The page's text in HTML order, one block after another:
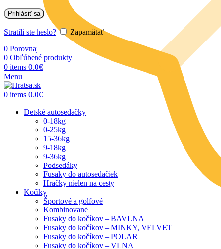
Prihlásiť sa
Stratili ste heslo?
Zapamätať
0 Porovnaj
0 Obľúbené produkty
0 items 0.0€
Menu
0 items 0.0€
Detské autosedačky
0-18kg
0-25kg
15-36kg
9-18kg
9-36kg
Podsedáky
Fusaky do autosedačiek
Hračky nielen na cesty
Kočíky
Športové a golfové
Kombinované
Fusaky do kočíkov – BAVLNA
Fusaky do kočíkov – MINKY, VELVET
Fusaky do kočíkov – POLAR
Fusaky do kočíkov – VLNA